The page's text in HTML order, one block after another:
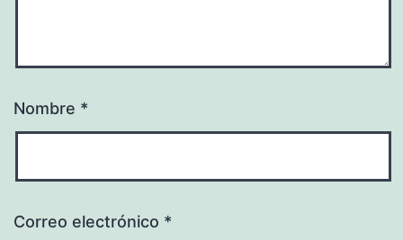
Nombre *
Correo electrónico *